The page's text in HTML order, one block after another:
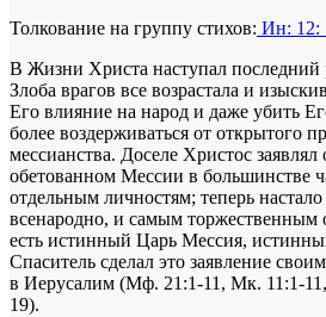
Толкование на группу стихов: Ин: 12:
В Жизни Христа наступал
Злоба врагов все возрастала и
Его влияние на народ и даже убить
более воздерживаться от открытого
мессианства. Доселе Христос заявлял
обетованном Мессии в большинстве
отдельным личностям; теперь
всенародно, и самым торжественным
есть истинный Царь Мессия,
Спаситель сделал это заявление
в Иерусалим (Мф. 21:1-11, Мк. 11:1-
19).